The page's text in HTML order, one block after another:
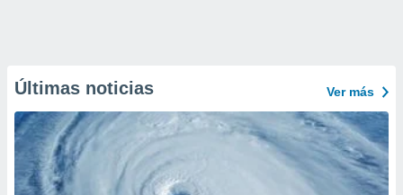
Últimas noticias Ver más